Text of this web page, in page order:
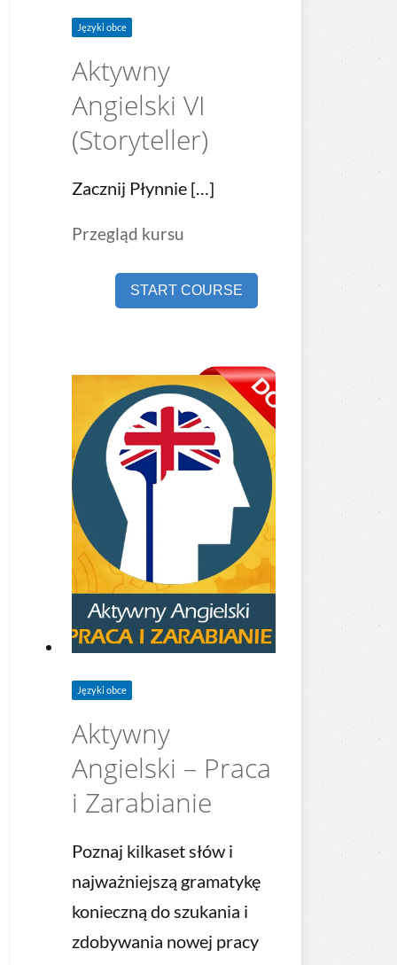
Języki obce
Aktywny
Angielski VI
(Storyteller)
Zacznij Płynnie […]
Przegląd kursu
START COURSE
Języki obce
Aktywny
Angielski – Praca
i Zarabianie
Poznaj kilkaset słów i
najważniejszą gramatykę
konieczną do szukania i
zdobywania nowej pracy